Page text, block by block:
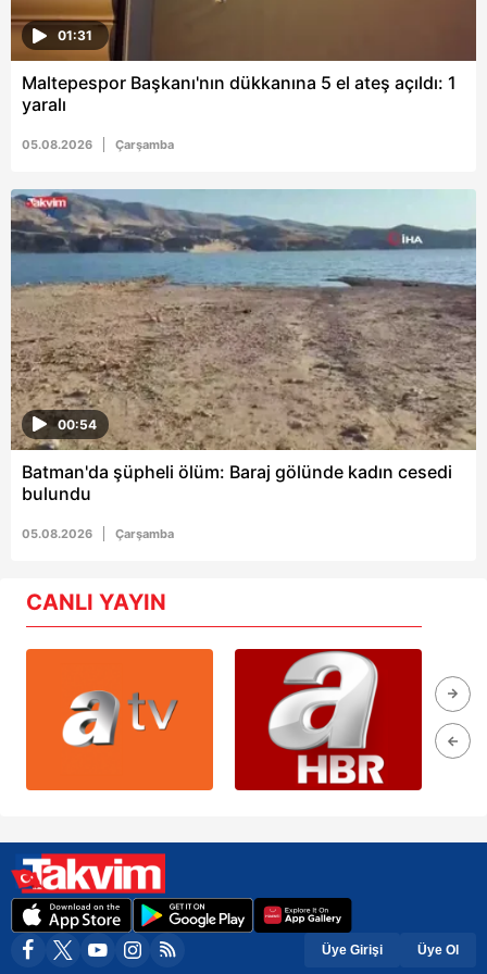
01:31
Maltepespor Başkanı'nın dükkanına 5 el ateş açıldı: 1
yaralı
05.08.2026 Çarşamba
00:54
Batman'da şüpheli ölüm: Baraj gölünde kadın cesedi
bulundu
05.08.2026 Çarşamba
CANLI YAYIN
Üye Girişi Üye Ol